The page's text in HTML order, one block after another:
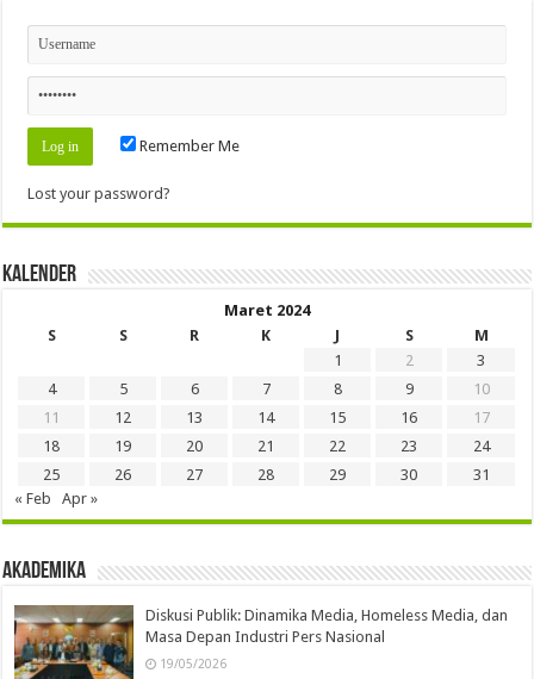
Remember Me
Lost your password?
Kalender
Maret 2024
S
S R K J S
M
1
2
3
4
5 6 7 8 9
10
11
12 13 14 15 16
17
18
19 20 21 22 23
24
25
26 27 28 29 30
31
« Feb
Apr »
Akademika
Diskusi Publik: Dinamika Media, Homeless Media, dan
Masa Depan Industri Pers Nasional
19/05/2026